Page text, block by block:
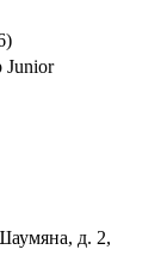
Junior
д. 2,